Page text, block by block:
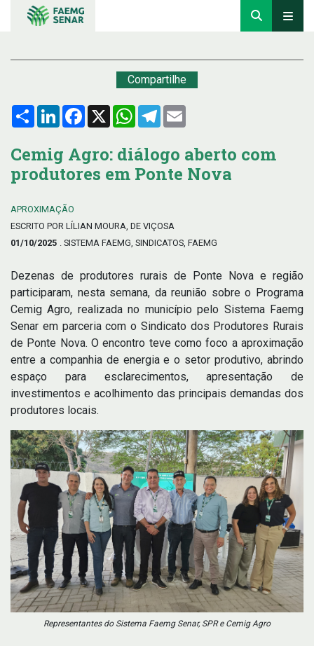
Compartilhe
Compartilhar
LinkedInFacebook
X WhatsApp
Telegram
Cemig Agro: diálogo aberto com
produtores em Ponte Nova
APROXIMAÇÃO
ESCRITO POR LÍLIAN MOURA, DE VIÇOSA
01/10/2025 . SISTEMA FAEMG, SINDICATOS, FAEMG
Dezenas de produtores rurais de Ponte Nova e região
participaram, nesta semana, da reunião sobre o Programa
Cemig Agro, realizada no município pelo Sistema Faemg
Senar em parceria com o Sindicato dos Produtores Rurais
de Ponte Nova. O encontro teve como foco a aproximação
entre a companhia de energia e o setor produtivo, abrindo
espaço para esclarecimentos, apresentação de
investimentos e acolhimento das principais demandas dos
produtores locais.
Representantes do Sistema Faemg Senar, SPR e Cemig Agro